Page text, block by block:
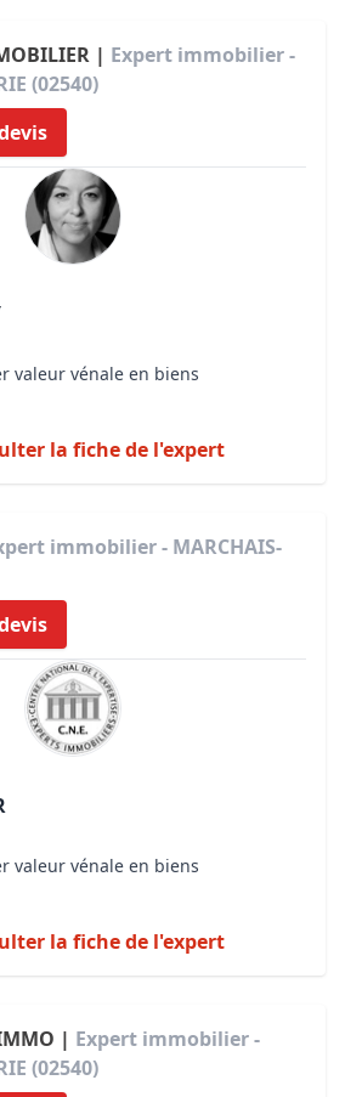
| Expert immobilier -
(02540)
valeur vénale en biens
la fiche de l'expert
immobilier - MARCHAIS-
valeur vénale en biens
la fiche de l'expert
| Expert immobilier -
(02540)